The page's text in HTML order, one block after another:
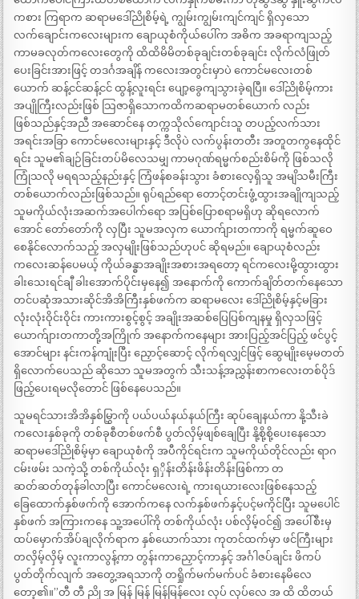
ကစား ကြရာက ဆရာမဒေါ်ညိုစိမ့်ရဲ့ ကျွမ်းကျွမ်းကျင်ကျင် ရှိလှသော
လက်ချောင်းကလေးများက ချောယုစံကိုယ်ပေါ်က အဓိက အခရာကျသည့်
ကာမခလုတ်ကလေးတွေကို ထိထိမိမိတစ်ခုချင်းတစ်ခုချင်း လိုက်လံဖြုတ်
ပေးခြင်းအားဖြင့် တဒင်္ဂအချိန် ကလေးအတွင်းမှာပဲ ကောင်မလေးတစ်
ယောက် ဆန့်ငင်ဆန့်ငင် ထွန့်လူးရင်း ပျော့ခွေကျသွားခဲ့ရပြီ။ ဒေါ်ညိုစိမ့်ကား
အပျိုကြီးလည်းဖြစ် သြဇာရှိသောကထိကဆရာမတစ်ယောက် လည်း
ဖြစ်သည်နှင့်အညီ အဆောင်နေ တက္ကသိုလ်ကျောင်းသူ တပည့်လက်သား
အရင်းအခြာ ကောင်မလေးများနှင့် ဒီလိုပဲ လက်ပွန်းတတီး အတူတကွနေထိုင်
ရင်း သူမ၏ချဉ်ခြင်းတပ်မိလေသမျှ ကာမဂုဏ်ရမ္မက်စည်းစိမ်ကို ဖြစ်သလို
ကြုံသလို မရရသည့်နည်းနှင့် ကြံဖန်စခန်းသွား ခံစားလေ့ရှိသူ အမျိသမီးကြီး
တစ်ယောက်လည်းဖြစ်သည်။ ရုပ်ရည်ရော တောင့်တင်းဖွံ့ထွားအချိုကျသည့်
သူမကိုယ်လုံးအဆက်အပေါက်ရော အပြစ်ပြောစရာမရှိဟု ဆိုရလောက်
အောင် တော်တော်ကို လှပြီး သူမအလှက ယောက်ျားတကာကို ရမ္မက်ဆူဝေ
စေနိုင်လောက်သည့် အလှမျိုးဖြစ်သည်ဟုပင် ဆိုရမည်။ ချောယုစံလည်း
ကလေးဆန်ပေမယ့် ကိုယ်ခန္ဓာအချိုးအစားအရတော့ ရင်ကလေးမို့ထွားထွား
ခါးသေးရင်ချီ ခါးအောက်ပိုင်းမှနေ၍ အနောက်ကို ကောက်ချိတ်တက်နေသော
တင်ပဆုံအသားဆိုင်အိအိကြီးနှစ်ဖက်က ဆရာမလေး ဒေါ်ညိုစိမ့်နှင့်မခြား
လုံးလုံးဝိုင်းဝိုင်း ကားကားစွင့်စွင့် အချိုးအဆစ်ပြေပြစ်ကျနမှု ရှိလှသဖြင့်
ယောက်ျားတကာတို့အကြိုက် အနောက်ကနေများ အားပြည့်အင်ပြည့် ဖင်ပွင့်
အောင်များ နင်းကန်ကျုံးပြီး ညှောင့်ဆောင့် လိုက်ရလျှင်ဖြင့် ဆွေမျိုးမေ့မတတ်
ရှိလောက်ပေသည် ဆိုသော သူမအတွက် သီးသန့်အညွှန်းစာကလေးတစ်ပိုဒ်
ဖြည့်ပေးရမလိုတောင် ဖြစ်နေပေသည်။
သူမရင်သားအိအိနှစ်မြွှာကို ပယ်ပယ်နယ်နယ်ကြီး ဆုပ်ချေနယ်ကာ နို့သီးခဲ
ကလေးနှစ်ခုကို တစ်ခုစီတစ်ဖက်စီ ပွတ်လှိမ့်ဖျစ်ချေပြီး နို့စို့စို့ပေးနေသော
ဆရာမဒေါ်ညိုစိမ့်မှာ ချောယုစံကို အပီကိုင်ရင်းက သူမကိုယ်တိုင်လည်း ရာဂ
ငမ်းဖမ်း သကဲ့သို့ တစ်ကိုယ်လုံး ရှှိန်းတိန်းဖိန်းတိန်းဖြစ်ကာ တ
ဆတ်ဆတ်တုန်ခါလာပြီး ကောင်မလေးရဲ့ ကားရယားလေးဖြစ်နေသည့်
ခြေထောက်နှစ်ဖက်ကို အောက်ကနေ လက်နှစ်ဖက်နှင့်ပင့်မကိုင်ပြီး သူမပေါင်
နှစ်ဖက် အကြားကနေ သူ့အပေါ်ကို တစ်ကိုယ်လုံး ပစ်လှိမ့်ဝင်၍ အပေါ်စီးမှ
ထပ်မှောက်အိပ်ချလိုက်ရာက နှစ်ယောက်သား ကုတင်ထက်မှာ ဖင်ကြီးများ
တလှိမ့်လှိမ့် လူးကာလွန့်ကာ တွန်းကာညှောင့်ကာနှင့် အင်္ဂါဇပ်ချင်း ဖိကပ်
ပွတ်တိုက်လျက် အတွေ့အရသာကို တရှိုက်မက်မက်ပင် ခံစားနေမိလေ
တော့၏။”တီ တီ ညို အ မြန် မြန် မြန်မြန်လေး လုပ် လုပ်လေ အ ထိ ထိတယ်